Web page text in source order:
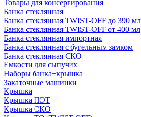
Товары для консервирования
Банка стеклянная
Банка стеклянная TWIST-OFF до 390 мл
Банка стеклянная TWIST-OFF от 400 мл
Банка стеклянная импортная
Банка стеклянная с бугельным замком
Банка стеклянная СКО
Емкости для сыпучих
Наборы банка+крышка
Закаточные машинки
Крышка
Крышка ПЭТ
Крышка СКО